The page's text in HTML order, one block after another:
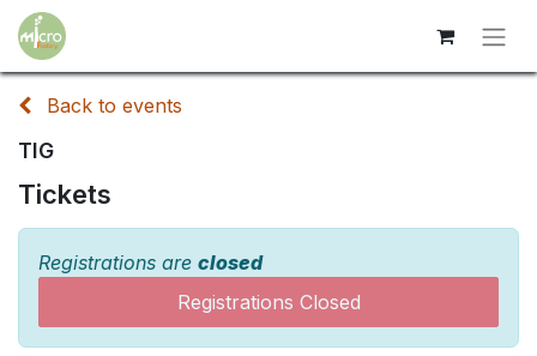
Back to events
TIG
Tickets
Registrations are closed
Registrations Closed